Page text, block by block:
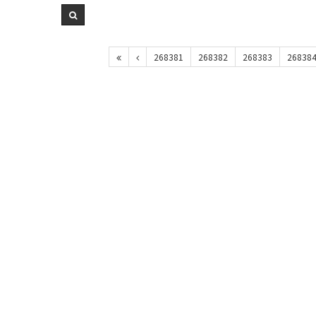
268381 268382 268383 268384